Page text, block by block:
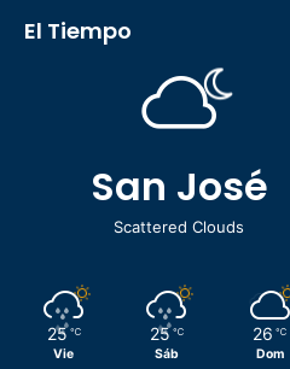
El Tiempo
San José
Scattered Clouds
25 ℃
Vie
25 ℃
Sáb
26 ℃
Dom